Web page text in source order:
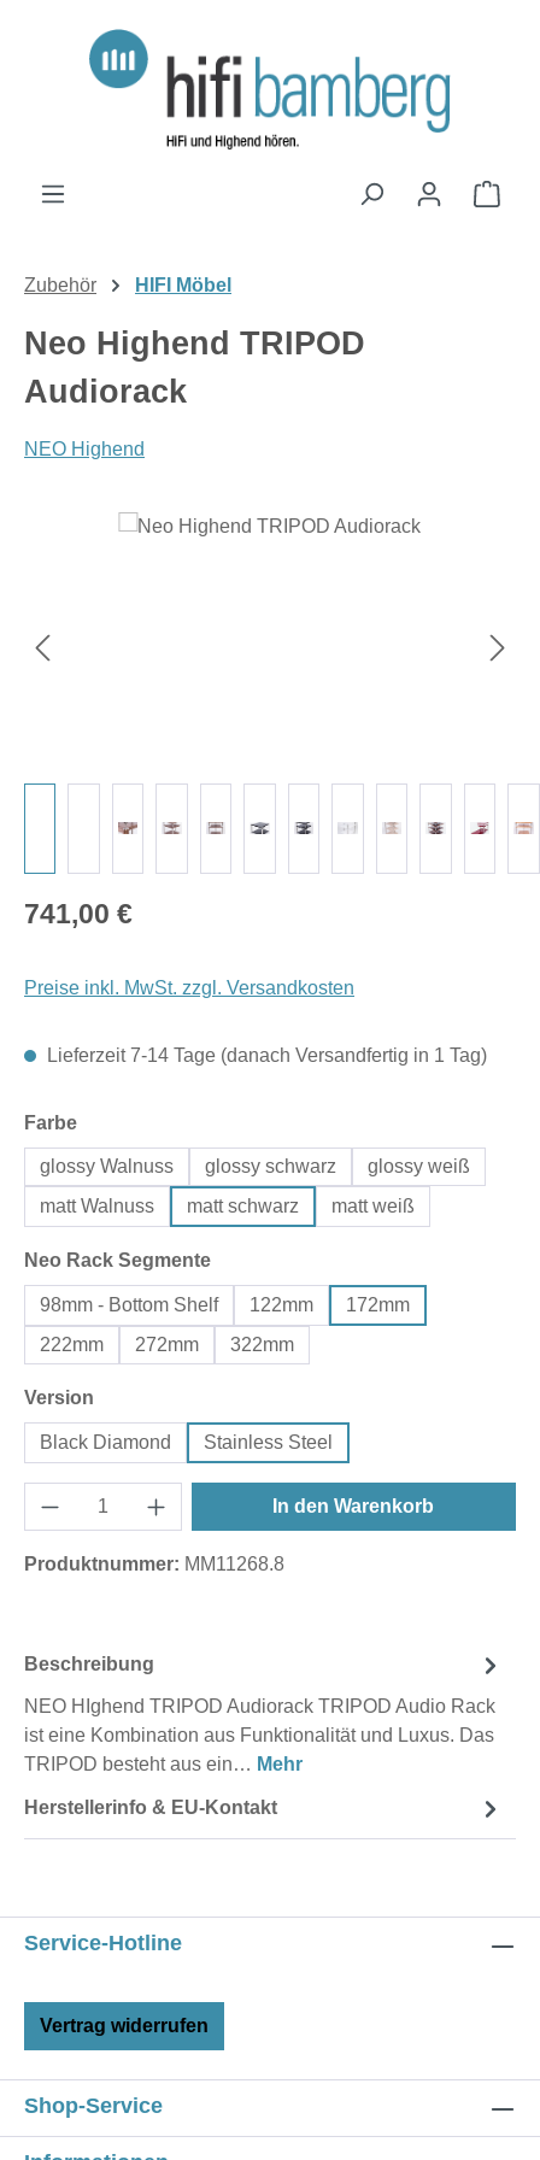
Zum Hauptinhalt springen
Zubehör HIFI Möbel
Neo Highend TRIPOD
Audiorack
NEO Highend
Bildergalerie überspringen
Regulärer Preis:
741,00 €
Preise inkl. MwSt. zzgl. Versandkosten
Lieferzeit 7-14 Tage (danach Versandfertig in 1 Tag)
Farbeauswählen
glossy Walnuss glossy schwarz
glossy weiß
matt Walnuss
matt schwarz matt weiß
Neo Rack Segmenteauswählen
98mm - Bottom Shelf 122mm
172mm
222mm
272mm 322mm
Version
Black Diamond Stainless Steel
In den Warenkorb
Produktnummer: MM11268.8
Beschreibung
NEO HIghend TRIPOD Audiorack TRIPOD Audio Rack
ist eine Kombination aus Funktionalität und Luxus. Das
TRIPOD besteht aus ein… Mehr
Herstellerinfo & EU-Kontakt
Service-Hotline
Vertrag widerrufen
Shop-Service